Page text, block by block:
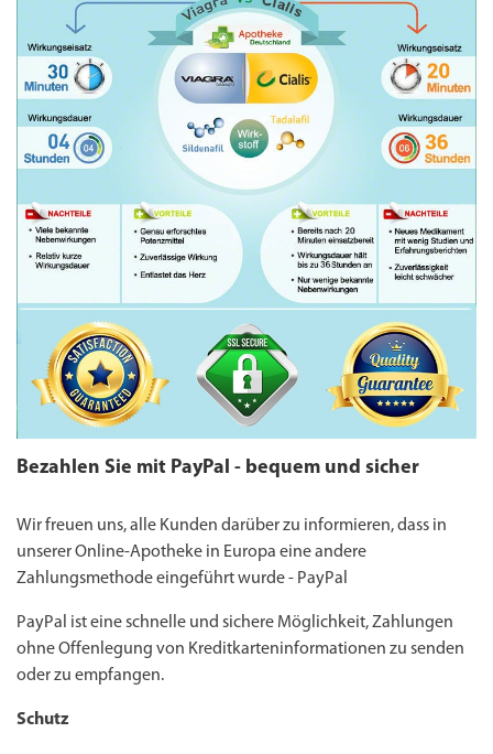
Bezahlen Sie mit PayPal - bequem und sicher
Wir freuen uns, alle Kunden darüber zu informieren, dass in
unserer Online-Apotheke in Europa eine andere
Zahlungsmethode eingeführt wurde - PayPal
PayPal ist eine schnelle und sichere Möglichkeit, Zahlungen
ohne Offenlegung von Kreditkarteninformationen zu senden
oder zu empfangen.
Schutz